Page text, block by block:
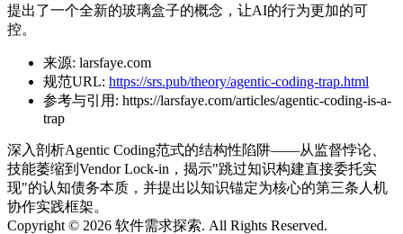
提出了一个全新的玻璃盒子的概念，让AI的行为更加的可
控。
来源: larsfaye.com
规范URL: https://srs.pub/theory/agentic-coding-trap.html
参考与引用: https://larsfaye.com/articles/agentic-coding-is-a-
trap
深入剖析Agentic Coding范式的结构性陷阱——从监督悖论、
技能萎缩到Vendor Lock-in，揭示"跳过知识构建直接委托实
现"的认知债务本质，并提出以知识锚定为核心的第三条人机
协作实践框架。
Copyright © 2026 软件需求探索. All Rights Reserved.